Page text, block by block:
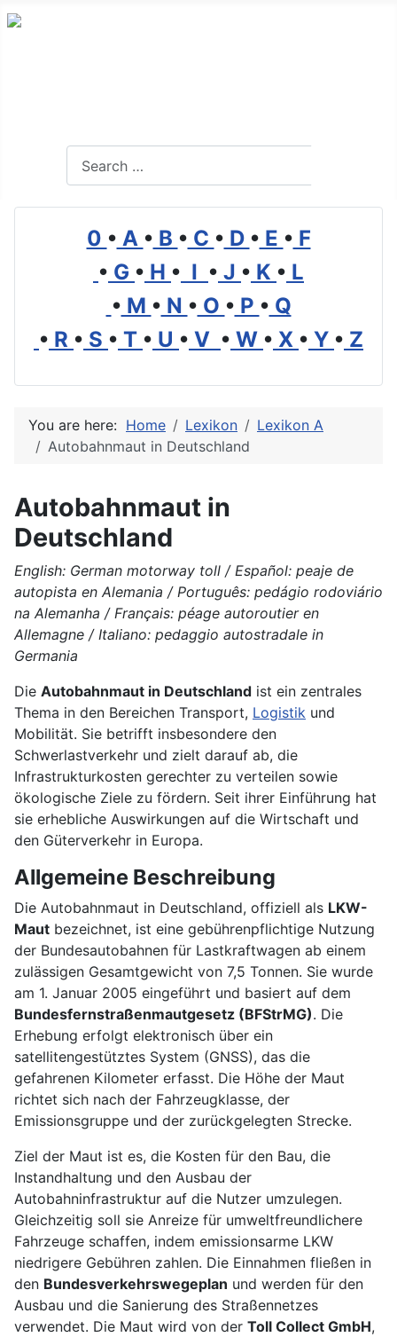
0 • A • B • C • D • E • F
• G • H • I • J • K • L
• M • N • O • P • Q
• R • S • T • U • V • W • X • Y • Z
You are here: Home Lexikon
Lexikon A
Autobahnmaut in Deutschland
Autobahnmaut in
Deutschland
English: German motorway toll / Español: peaje de
autopista en Alemania / Português: pedágio rodoviário
na Alemanha / Français: péage autoroutier en
Allemagne / Italiano: pedaggio autostradale in
Germania
Die Autobahnmaut in Deutschland ist ein zentrales
Thema in den Bereichen Transport, Logistik und
Mobilität. Sie betrifft insbesondere den
Schwerlastverkehr und zielt darauf ab, die
Infrastrukturkosten gerechter zu verteilen sowie
ökologische Ziele zu fördern. Seit ihrer Einführung hat
sie erhebliche Auswirkungen auf die Wirtschaft und
den Güterverkehr in Europa.
Allgemeine Beschreibung
Die Autobahnmaut in Deutschland, offiziell als LKW-
Maut bezeichnet, ist eine gebührenpflichtige Nutzung
der Bundesautobahnen für Lastkraftwagen ab einem
zulässigen Gesamtgewicht von 7,5 Tonnen. Sie wurde
am 1. Januar 2005 eingeführt und basiert auf dem
Bundesfernstraßenmautgesetz (BFStrMG). Die
Erhebung erfolgt elektronisch über ein
satellitengestütztes System (GNSS), das die
gefahrenen Kilometer erfasst. Die Höhe der Maut
richtet sich nach der Fahrzeugklasse, der
Emissionsgruppe und der zurückgelegten Strecke.
Ziel der Maut ist es, die Kosten für den Bau, die
Instandhaltung und den Ausbau der
Autobahninfrastruktur auf die Nutzer umzulegen.
Gleichzeitig soll sie Anreize für umweltfreundlichere
Fahrzeuge schaffen, indem emissionsarme LKW
niedrigere Gebühren zahlen. Die Einnahmen fließen in
den Bundesverkehrswegeplan und werden für den
Ausbau und die Sanierung des Straßennetzes
verwendet. Die Maut wird von der Toll Collect GmbH,